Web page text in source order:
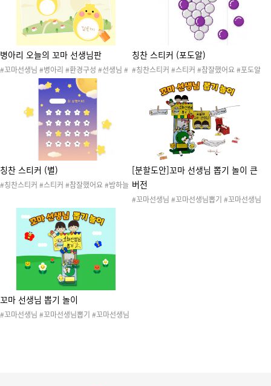
병아리 오늘의 꼬마 선생님판
#꼬마선생님 #병아리 #환경구성 #선생님 #
꼬마 #동물 #신학기 #새학기 #꼬마 선생님 #
작은선생님판 #오늘의도우미
칭찬 스티커 (포도알)
#칭찬스티커 #스티커 #참잘했어요 #포도알
#포도 #포도알스티커 #포도알칭찬스티커 #
새학기 #신학기 #칭찬스티커판
칭찬 스티커 (별)
#칭찬스티커 #스티커 #참잘했어요 #밤하늘
학기 #칭찬스티커판
[분할도안]꼬마 선생님 뽑기 놀이 큰
버전
#꼬마선생님 #꼬마선생님뽑기 #꼬마선생님
꼬마 선생님 뽑기 놀이
#꼬마선생님 #꼬마선생님뽑기 #꼬마선생님